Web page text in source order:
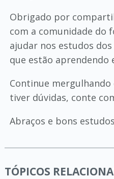
Obrigado por
com a comunidade do
ajudar nos estudos
que estão aprendendo
Continue mergulhando
tiver dúvidas, conte
Abraços e bons
TÓPICOS